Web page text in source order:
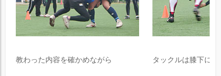
教わった内容を確かめながら タックルは膝下に